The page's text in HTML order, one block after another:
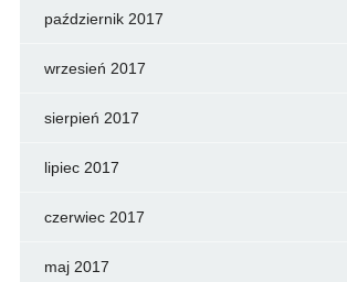
październik 2017
wrzesień 2017
sierpień 2017
lipiec 2017
czerwiec 2017
maj 2017